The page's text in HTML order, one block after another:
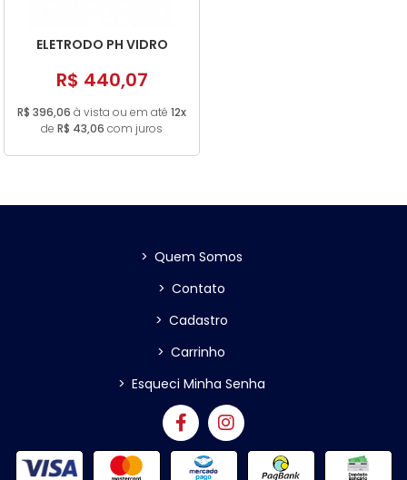
ELETRODO PH VIDRO
R$ 440,07
R$ 396,06 à vista ou em até 12x
de R$ 43,06 com juros
> Quem Somos
> Contato
> Cadastro
> Carrinho
> Esqueci Minha Senha